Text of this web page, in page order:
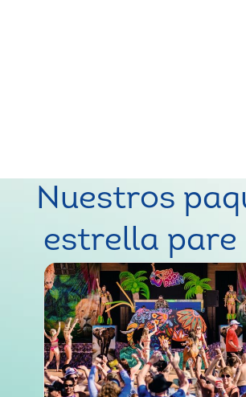
Nuestros
estrella pare